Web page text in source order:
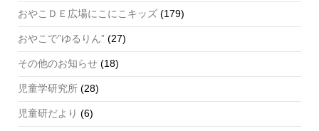
n
el
おやこＤＥ広場にこにこキッズ (179)
おやこで”ゆるりん” (27)
その他のお知らせ (18)
児童学研究所 (28)
児童研だより (6)